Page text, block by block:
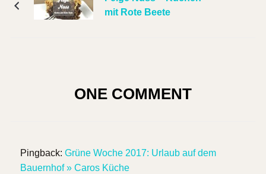
mit Rote Beete
ONE COMMENT
Pingback: Grüne Woche 2017: Urlaub auf dem
Bauernhof » Caros Küche